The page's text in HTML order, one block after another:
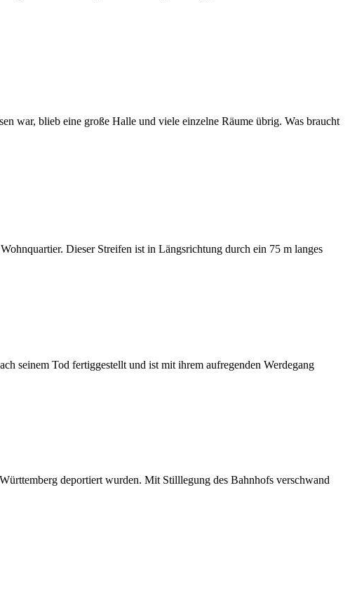
war, blieb eine große Halle und viele einzelne Räume übrig. Was braucht
Dieser Streifen ist in Längsrichtung durch ein 75 m langes
seinem Tod fertiggestellt und ist mit ihrem aufregenden Werdegang
deportiert wurden. Mit Stilllegung des Bahnhofs verschwand